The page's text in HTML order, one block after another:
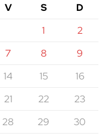
V S
D
1
2
7 8
9
14 15
16
21 22
23
28 29
30